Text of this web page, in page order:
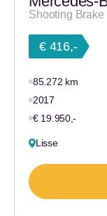
Shooting Brake
€ 416,-
85.272 km
2017
€ 19.950,-
Lisse